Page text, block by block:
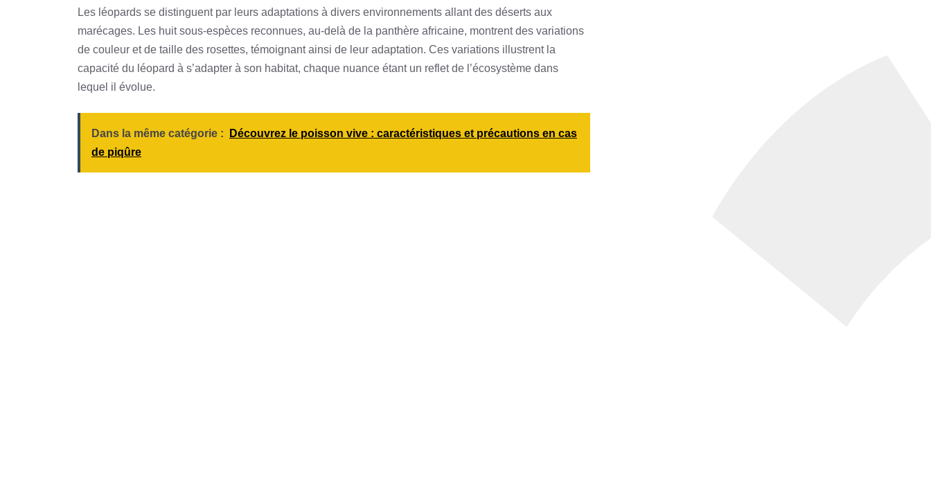
Les léopards se distinguent par leurs adaptations à divers environnements allant des déserts aux
marécages. Les huit sous-espèces reconnues, au-delà de la panthère africaine, montrent des variations
de couleur et de taille des rosettes, témoignant ainsi de leur adaptation. Ces variations illustrent la
capacité du léopard à s’adapter à son habitat, chaque nuance étant un reflet de l’écosystème dans
lequel il évolue.
Dans la même catégorie :
Découvrez le poisson vive : caractéristiques et précautions en cas
de piqûre